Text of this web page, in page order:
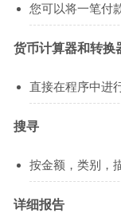
您可以将一笔付
货币计算器和转换
直接在程序中进
搜寻
按金额，类别，
详细报告